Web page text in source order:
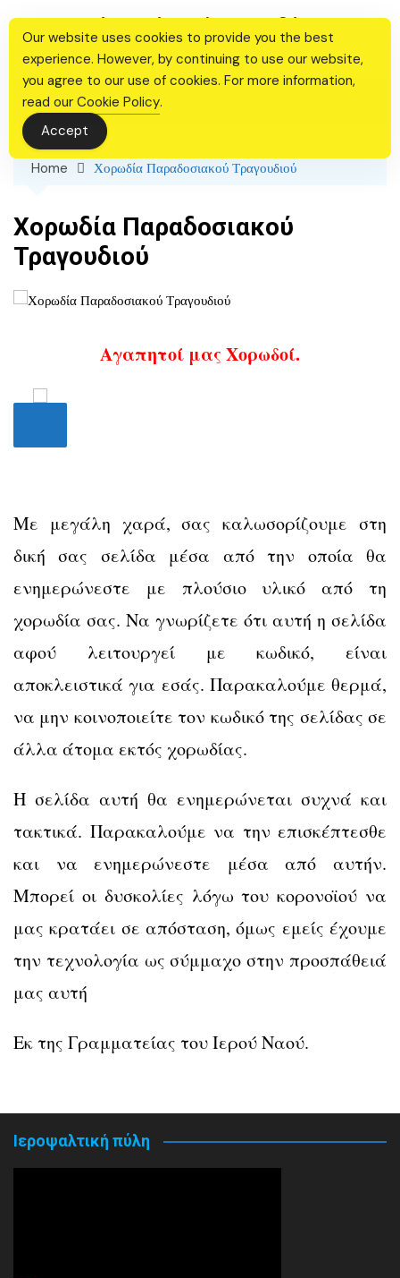
content
Ιερός Ναός Αγίας Βαρβάρας
Θεσσαλονίκης
Home Χορωδία Παραδοσιακού Τραγουδιού
Χορωδία Παραδοσιακού
Τραγουδιού
Αγαπητοί μας Χορωδοί.
Με μεγάλη χαρά, σας καλωσορίζουμε στη
δική σας σελίδα μέσα από την οποία θα
ενημερώνεστε με πλούσιο υλικό από τη
χορωδία σας. Να γνωρίζετε ότι αυτή η σελίδα
αφού λειτουργεί με κωδικό, είναι
αποκλειστικά για εσάς. Παρακαλούμε θερμά,
να μην κοινοποιείτε τον κωδικό της σελίδας σε
άλλα άτομα εκτός χορωδίας.
Η σελίδα αυτή θα ενημερώνεται συχνά και
τακτικά. Παρακαλούμε να την επισκέπτεσθε
και να ενημερώνεστε μέσα από αυτήν.
Μπορεί οι δυσκολίες λόγω του κορονοϊού να
μας κρατάει σε απόσταση, όμως εμείς έχουμε
την τεχνολογία ως σύμμαχο στην προσπάθειά
μας αυτή
Εκ της Γραμματείας του Ιερού Ναού.
Ιεροψαλτική πύλη
Our website uses cookies to provide you the best
experience. However, by continuing to use our website,
you agree to our use of cookies. For more information,
read our Cookie Policy.
Accept